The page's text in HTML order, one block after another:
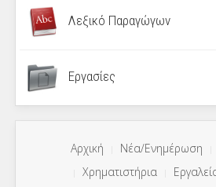
Λεξικό Παραγώγων
Εργασίες
Αρχική Νέα/Ενημέρωση
Χρηματιστήρια